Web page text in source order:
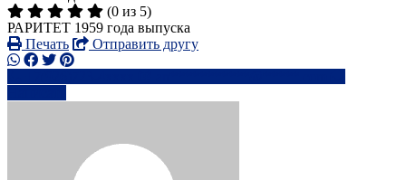
(0 из 5)
РАРИТЕТ 1959 года выпуска
Печать
Отправить другу